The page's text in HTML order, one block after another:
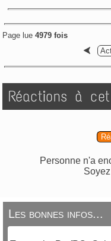
Page lue 4979 fois
Réactions à
Personne n'a
Les bonnes infos...